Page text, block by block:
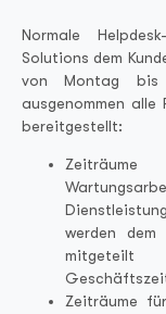
Normale
Solutions dem
von Montag
ausgenommen alle
bereitgestellt:
werden dem
mitgeteilt
Zeiträume